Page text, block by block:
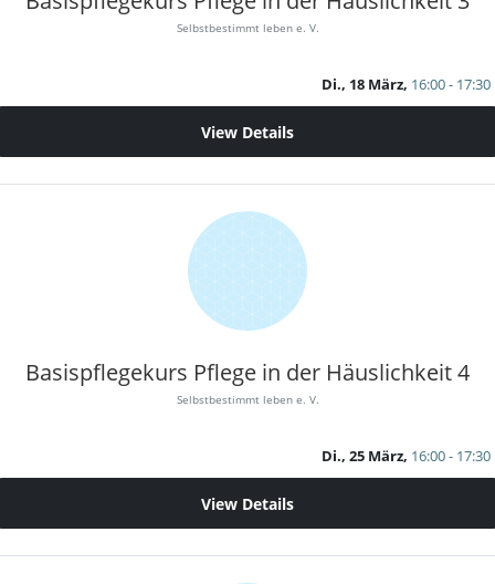
Selbstbestimmt leben e. V.
Di., 18 März, 16:00 - 17:30
View Details
Basispflegekurs Pflege in der Häuslichkeit 4
Selbstbestimmt leben e. V.
Di., 25 März, 16:00 - 17:30
View Details